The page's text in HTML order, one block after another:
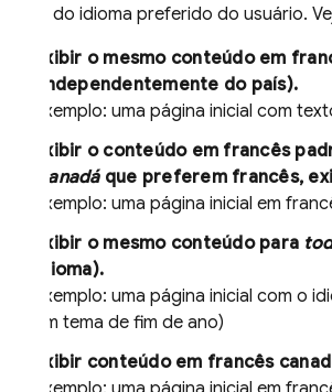
país ou do idioma preferido do usuário.
Exibir o mesmo conteúdo em
(independentemente do país).
Exemplo: uma página inicial com
Exibir o conteúdo em francês
Canadáque preferem francês,
Exemplo: uma página inicial em
Exibir o mesmo conteúdo para
idioma).
Exemplo: uma página inicial com o
um tema de fim de ano)
Exibir conteúdo em francês